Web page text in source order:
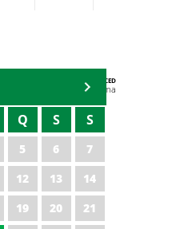
AGENDA DA CODED/CED
Vagna Lima
Q S S
5 6
7
12 13
14
19 20
21